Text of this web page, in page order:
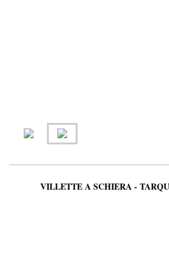
VILLETTE A SCHIERA -